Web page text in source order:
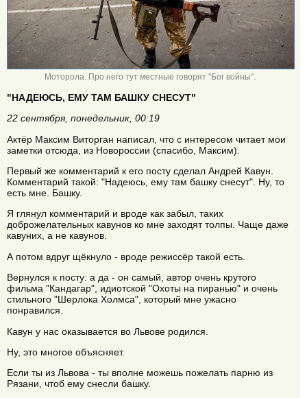
Моторола. Про него тут местные говорят "Бог войны".
"НАДЕЮСЬ, ЕМУ ТАМ БАШКУ СНЕСУТ"
22 сентября, понедельник, 00:19
Актёр Максим Виторган написал, что с интересом читает мои
заметки отсюда, из Новороссии (спасибо, Максим).
Первый же комментарий к его посту сделал Андрей Кавун.
Комментарий такой: "Надеюсь, ему там башку снесут". Ну, то
есть мне. Башку.
Я глянул комментарий и вроде как забыл, таких
доброжелательных кавунов ко мне заходят толпы. Чаще даже
кавуних, а не кавунов.
А потом вдруг щёкнуло - вроде режиссёр такой есть.
Вернулся к посту: а да - он самый, автор очень крутого
фильма "Кандагар", идиотской "Охоты на пиранью" и очень
стильного "Шерлока Холмса", который мне ужасно
понравился.
Кавун у нас оказывается во Львове родился.
Ну, это многое объясняет.
Если ты из Львова - ты вполне можешь пожелать парню из
Рязани, чтоб ему снесли башку.